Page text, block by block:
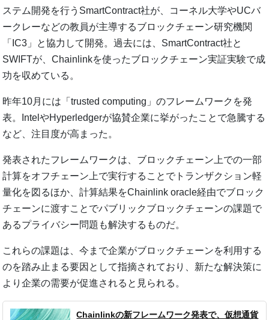
ステム開発を行うSmartContract社が、コーネル大学やUCバ
ークレーなどの教員が主導するブロックチェーン研究機関
「IC3」と協力して開発。過去には、SmartContract社と
SWIFTが、Chainlinkを使ったブロックチェーン実証実験で成
功を収めている。
昨年10月には「trusted computing」のフレームワークを発
表。IntelやHyperledgerが協賛企業に挙がったことで急騰する
など、注目度が高まった。
発表されたフレームワークは、ブロックチェーン上での一部
計算をオフチェーン上で実行することでトランザクション軽
量化を図るほか、計算結果をChainlink oracle経由でブロック
チェーンに渡すことでパブリックブロックチェーンの課題で
あるプライバシー問題も解決するものだ。
これらの課題は、今まで企業がブロックチェーンを利用する
のを踏み止まる要因として指摘されており、新たな解決策に
より企業の需要が促進されると見られる。
Chainlinkの新フレームワーク発表で、仮想通貨